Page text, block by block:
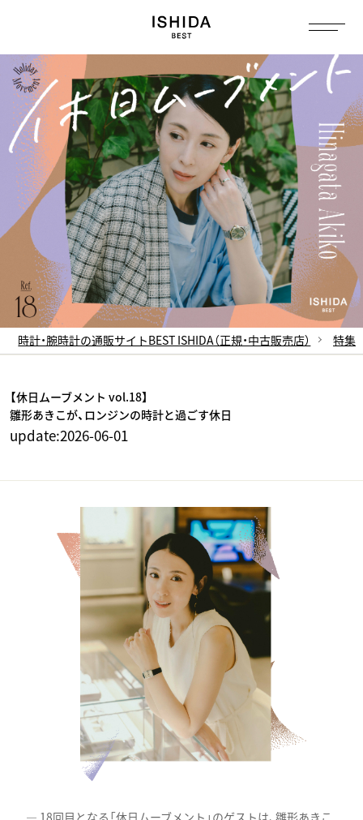
時計・腕時計の通販サイトBEST ISHIDA（正規・中古販売店） 特集
【休日ムーブメント vol.18】
雛形あきこが、ロンジンの時計と過ごす休日
update:2026-06-01
18回目となる「休日ムーブメント」のゲストは、雛形あきこ
へ